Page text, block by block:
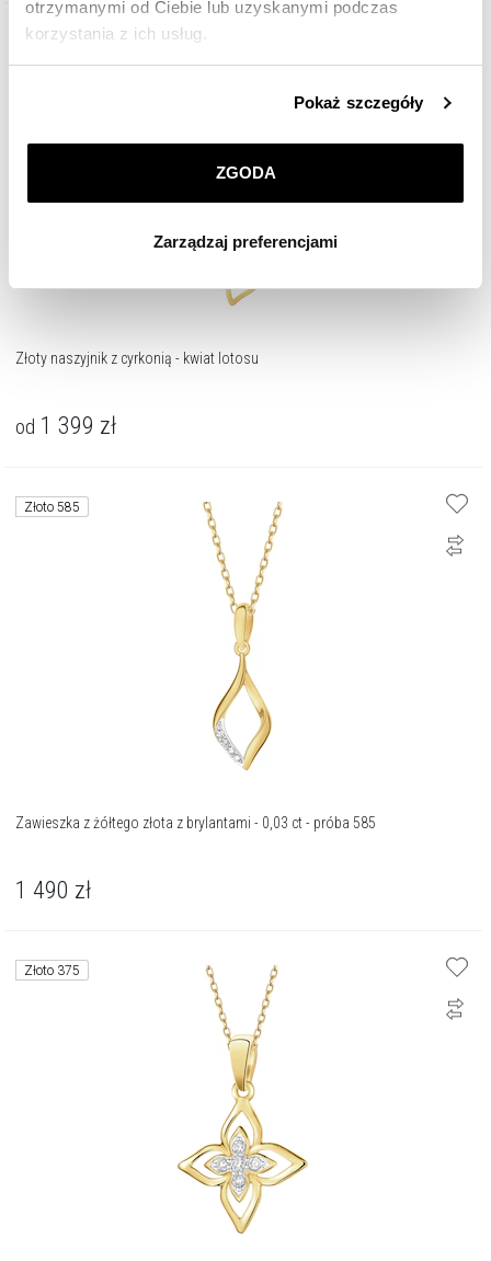
otrzymanymi od Ciebie lub uzyskanymi podczas
korzystania z ich usług.
przez nas plików cookie znajdziesz wPolityce
korzystamy. Możesz również wybrać jaki rodzaj plików
Zarządzaj preferencjami . W każdej chwili możesz
Pokaż szczegóły
ZGODA
Zarządzaj preferencjami
Złoto 375
Złoty naszyjnik z cyrkonią - kwiat lotosu
od 1 399 zł
Złoto 585
Zawieszka z żółtego złota z brylantami - 0,03 ct - próba 585
1 490 zł
Złoto 375